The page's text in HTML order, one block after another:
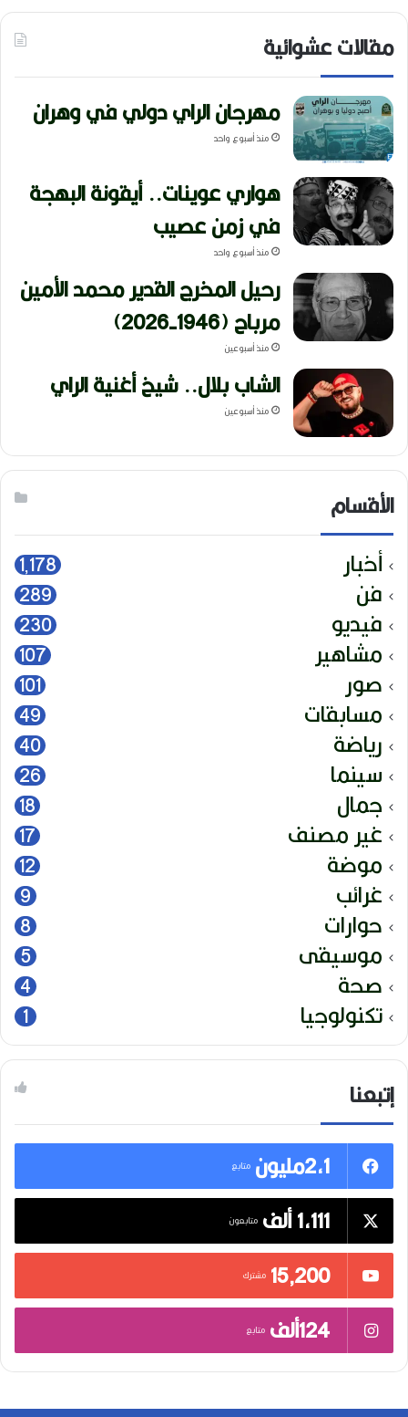
مقالات عشوائية
مهرجان الراي دولي في وهران
منذ أسبوع واحد
هواري عوينات.. أيقونة البهجة
في زمن عصيب
منذ أسبوع واحد
رحيل المخرج القدير محمد الأمين
مرباح (1946-2026)
منذ أسبوعين
الشاب بلال.. شيخ أغنية الراي
منذ أسبوعين
الأقسام
أخبار 1٬178
فن 289
فيديو 230
مشاهير 107
صور 101
مسابقات 49
رياضة 40
سينما 26
جمال 18
غير مصنف 17
موضة 12
غرائب 9
حوارات 8
موسيقى 5
صحة 4
تكنولوجيا 1
إتبعنا
2,1مليون
متابع
1,111 ألف متابعون
15٬200 مشترك
124ألف متابع